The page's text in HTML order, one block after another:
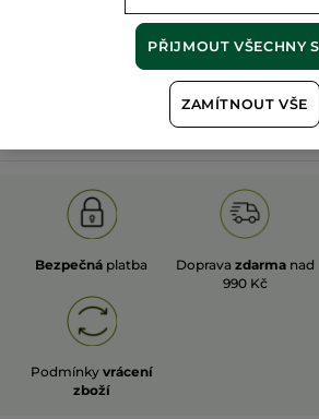
Zobrazit více
OLD PRODUCT LINE LES
Bezpečná platba Doprava zdarma nad
990 Kč
Podmínky vrácení
zboží
ZAMÍTNOUT VŠE
PŘIJMOUT VŠECHNY